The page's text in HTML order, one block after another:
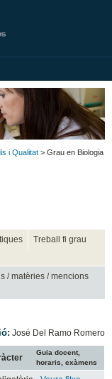
i Qualitat > Grau en Biologia
Treball fi grau
/ matèries / mencions
José Del Ramo Romero
Guia docent,
horaris, exàmens